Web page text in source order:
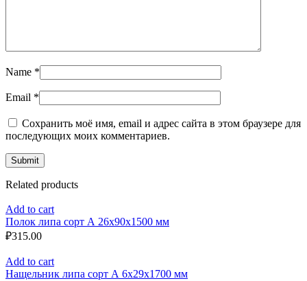
Name *
Email *
Сохранить моё имя, email и адрес сайта в этом браузере для
последующих моих комментариев.
Related products
Add to cart
Полок липа сорт А 26x90x1500 мм
₽315.00
Add to cart
Нащельник липа сорт А 6x29x1700 мм